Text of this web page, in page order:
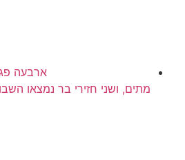
ארבעה
מתים, ושני חזירי בר נמצאו